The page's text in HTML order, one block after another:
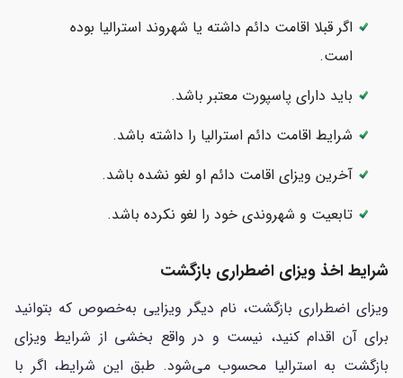
اگر قبلا اقامت دائم داشته یا شهروند استرالیا بوده
است.
باید دارای پاسپورت معتبر باشد.
شرایط اقامت دائم استرالیا را داشته باشد.
آخرین ویزای اقامت دائم او لغو نشده باشد.
تابعیت و شهروندی خود را لغو نکرده باشد.
شرایط اخذ ویزای اضطراری بازگشت
ویزای اضطراری بازگشت، نام دیگر ویزایی به‌خصوص که بتوانید
برای آن اقدام کنید، نیست و در واقع بخشی از شرایط ویزای
بازگشت به استرالیا محسوب می‌شود. طبق این شرایط، اگر با